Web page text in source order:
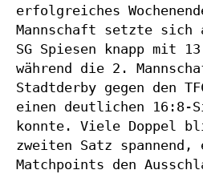
erfolgreiches
Mannschaft setzte sich
SG Spiesen knapp mit
während die 2.
Stadtderby gegen den
einen deutlichen 16:8-
konnte. Viele Doppel
zweiten Satz spannend,
Matchpoints den